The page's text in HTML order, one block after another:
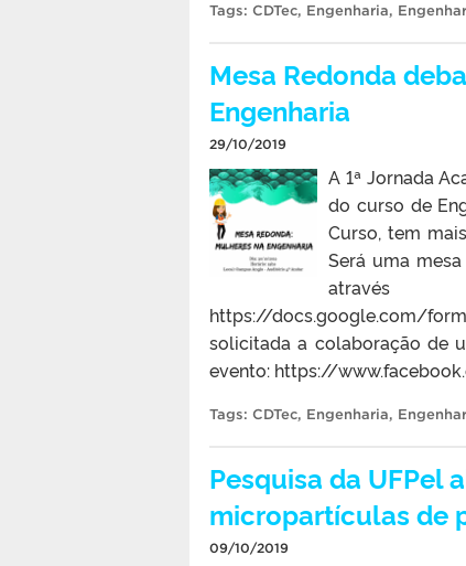
Tags: CDTec, Engenharia,
Mesa Redonda
Engenharia
29/10/2019
A 1ª Jornada
do curso de
Curso, tem
Será uma
https://docs.google.com/
solicitada a colaboração de
evento: https://
Tags: CDTec, Engenharia,
Pesquisa da UFPel
micropartículas de
09/10/2019